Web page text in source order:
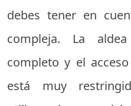
debes tener en
compleja. La
completo y el
está muy